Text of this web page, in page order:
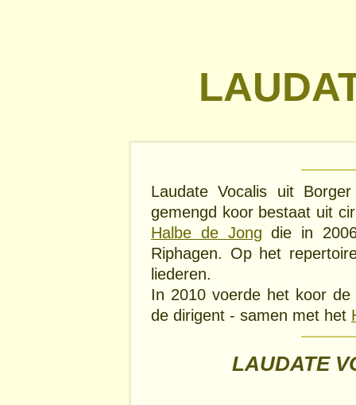
Laudate Vocalis uit
gemengd koor bestaat uit
Halbe de Jong die in
Riphagen. Op het
liederen.
In 2010 voerde het koor de
de dirigent - samen met het
LAUDATE